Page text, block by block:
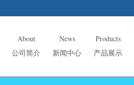
About
公司简介
News
新闻中心
Products
产品展示